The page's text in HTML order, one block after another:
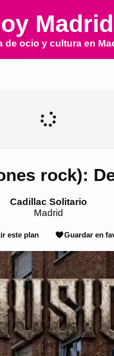
Madrid
de ocio y cultura en
rock):
Cadillac Solitario
Madrid
este plan Guardar en